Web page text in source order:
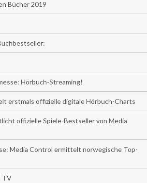
Bücher 2019
Hörbuch-Streaming!
erstmals offizielle digitale Hörbuch-Charts
offizielle Spiele-Bestseller von Media
Media Control ermittelt norwegische Top-
TV